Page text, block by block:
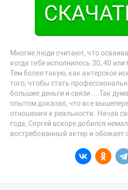
Многие люди считают, что
когда тебе исполнилось 30, 40
Тем более такую, как актерское
того, чтобы стать
большие деньги и связи… Так
опытом доказал, что все
отношения к реальности. Начав
года, Сергей вскоре добился
востребованный актер и обожает